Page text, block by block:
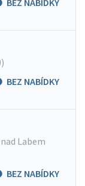
BEZ NABÍDKY
BEZ NABÍDKY
Labem
BEZ NABÍDKY